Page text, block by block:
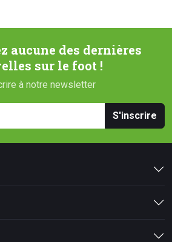
aucune des dernières
sur le foot !
à notre newsletter
S'inscrire